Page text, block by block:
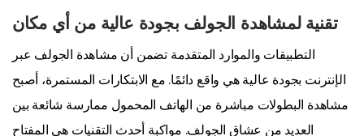
تقنية لمشاهدة الجولف بجودة عالية من أي مكان
التطبيقات والموارد المتقدمة تضمن أن مشاهدة الجولف عبر
الإنترنت بجودة عالية هي واقع دائمًا. مع الابتكارات المستمرة، أصبح
مشاهدة البطولات مباشرة من الهاتف المحمول ممارسة شائعة بين
العديد من عشاق الجولف. مواكبة أحدث التقنيات هي المفتاح